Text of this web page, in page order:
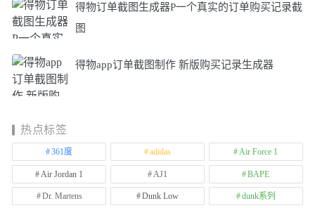
得物订单截图生成器P一个真实的订单购买记录截
图
得物app订单截图制作 新版购买记录生成器
热点标签
361度 adidas Air Force 1
Air Jordan 1 AJ1 BAPE
Dr. Martens Dunk Low dunk系列